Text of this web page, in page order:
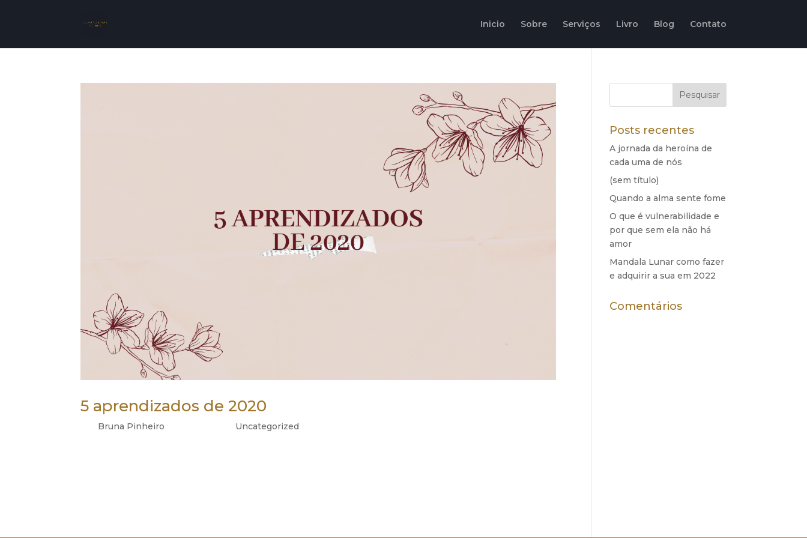
Inicio Sobre Serviços Livro Blog Contato
5 aprendizados de 2020
Bruna Pinheiro Uncategorized
Posts recentes
A jornada da heroína de
cada uma de nós
(sem título)
Quando a alma sente fome
O que é vulnerabilidade e
por que sem ela não há
amor
Mandala Lunar como fazer
e adquirir a sua em 2022
Comentários